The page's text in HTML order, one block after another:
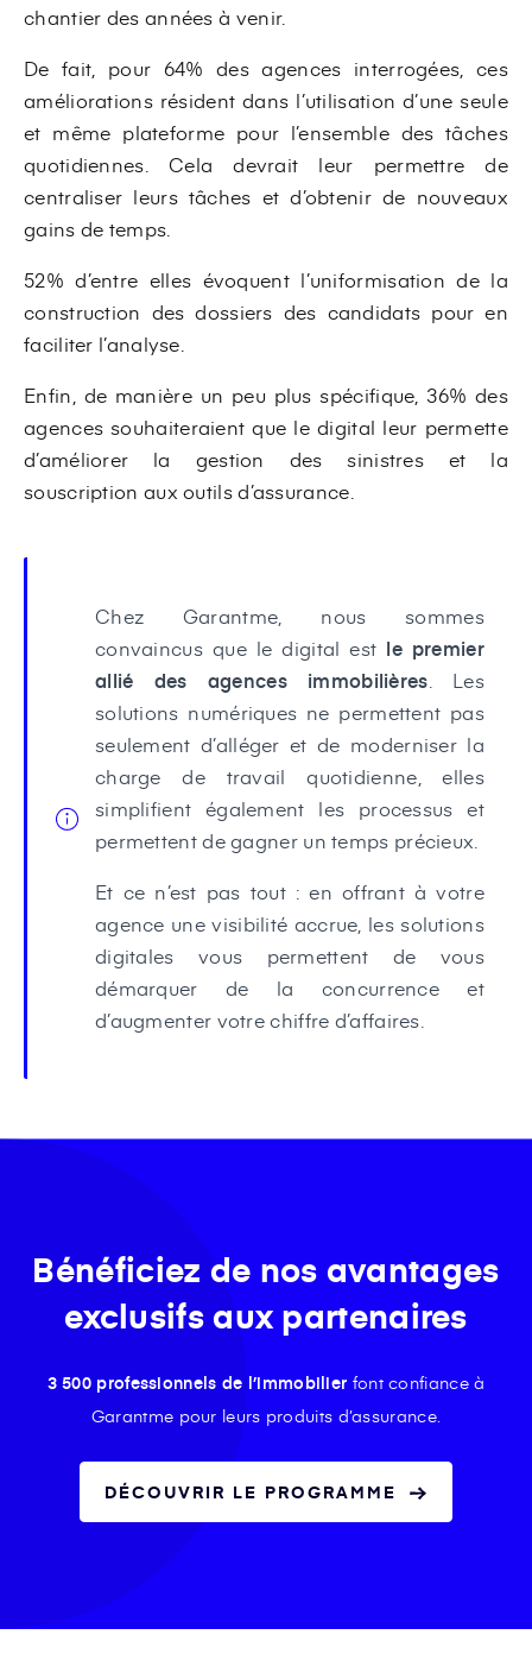
chantier des années à venir.
De fait, pour 64% des agences interrogées, ces
améliorations résident dans l’utilisation d’une seule
et même plateforme pour l’ensemble des tâches
quotidiennes. Cela devrait leur permettre de
centraliser leurs tâches et d’obtenir de nouveaux
gains de temps.
52% d’entre elles évoquent l’uniformisation de la
construction des dossiers des candidats pour en
faciliter l’analyse.
Enfin, de manière un peu plus spécifique, 36% des
agences souhaiteraient que le digital leur permette
d’améliorer la gestion des sinistres et la
souscription aux outils d’assurance.
Chez Garantme, nous sommes
convaincus que le digital est le premier
allié des agences immobilières . Les
solutions numériques ne permettent pas
seulement d’alléger et de moderniser la
charge de travail quotidienne, elles
simplifient également les processus et
permettent de gagner un temps précieux.
Et ce n’est pas tout : en offrant à votre
agence une visibilité accrue, les solutions
digitales vous permettent de vous
démarquer de la concurrence et
d’augmenter votre chiffre d’affaires.
Bénéficiez de nos avantages
exclusifs aux partenaires
3 500 professionnels de l’immobilier font confiance à
Garantme pour leurs produits d’assurance.
DÉCOUVRIR LE PROGRAMME